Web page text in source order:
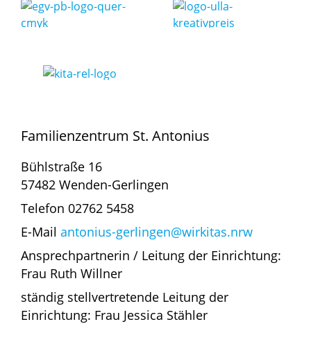
Familienzentrum St. Antonius
Bühlstraße 16
57482 Wenden-Gerlingen
Telefon 02762 5458
E-Mail antonius-gerlingen@wirkitas.nrw
Ansprechpartnerin / Leitung der Einrichtung:
Frau Ruth Willner
ständig stellvertretende Leitung der
Einrichtung: Frau Jessica Stähler